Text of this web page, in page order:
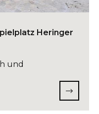
Heringer
und